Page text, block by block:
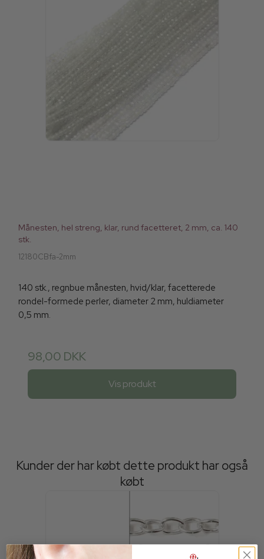
Månesten, hel streng, klar, rund facetteret, 2 mm, ca. 140
stk.
12180CBfa-2mm
140 stk., regnbue månesten, hvid/klar, facetterede
rondel-formede perler, diameter 2 mm, huldiameter
0,5 mm.
98,00 DKK
Vis produkt
Kunder der har købt dette produkt har også
købt